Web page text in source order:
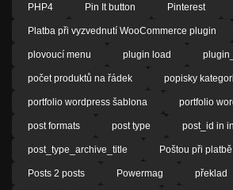
PHP4 Pin It button Pinterest
Platba při vyzvednutí WooCommerce plugin
plovoucí menu plugin load
počet produktů na řádek popisky
portfolio wordpress šablona portfolio
post formats post type post_id in
post_type_archive_title Poštou při
Posts 2 posts Powermag překlad